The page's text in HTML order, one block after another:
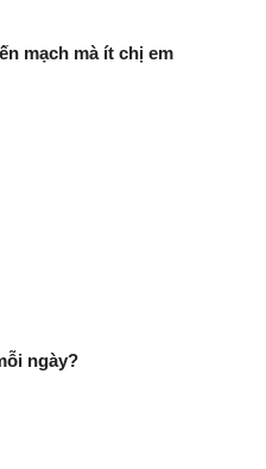
mạch mà ít chị em
ngày?